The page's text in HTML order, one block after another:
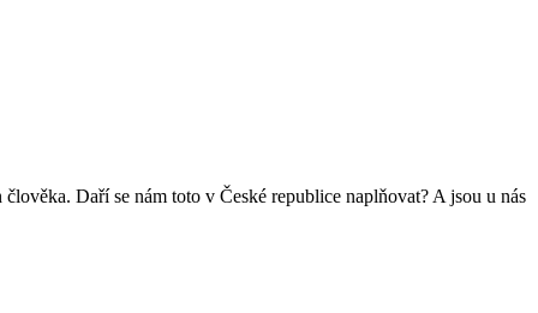
Daří se nám toto v České republice naplňovat? A jsou u nás